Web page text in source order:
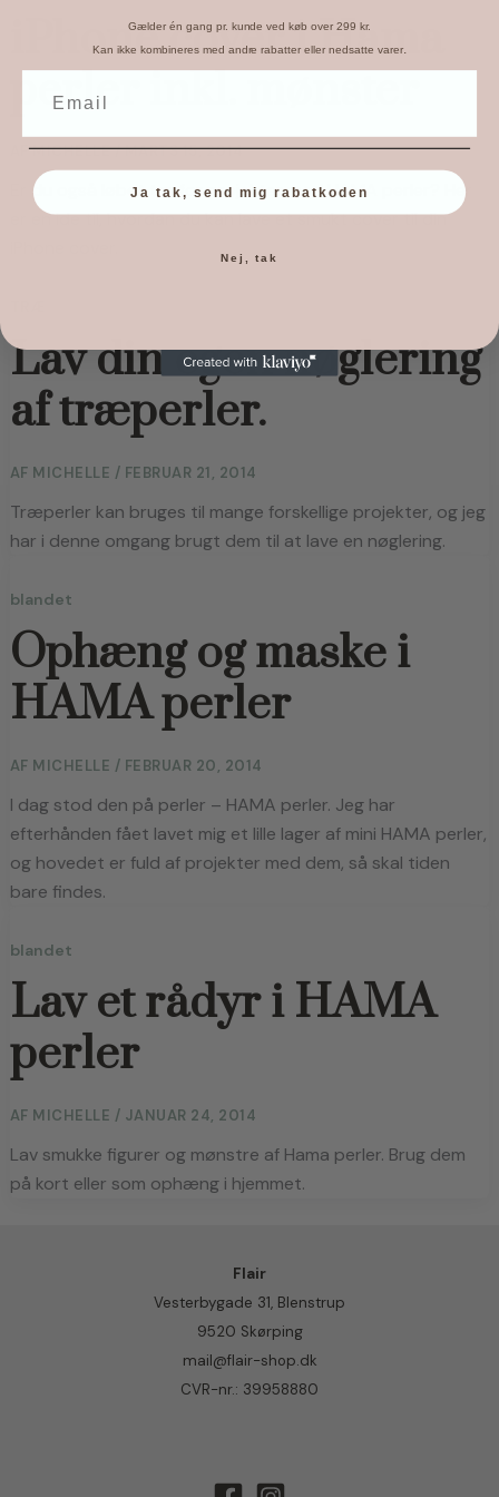
iPhone cover i Hama
perler inkl. mønster
AFMICHELLE/MARTS 15, 2014
Er du også løbet tør for projekter med HAMA perler? Her
er en ide til, hvordan du kan lave et smukt cover til din
Lav din egen nøglering
af træperler.
AF MICHELLE / FEBRUAR 21, 2014
Træperler kan bruges til mange forskellige projekter, og jeg
har i denne omgang brugt dem til at lave en nøglering.
blandet
Ophæng og maske i
HAMA perler
AF MICHELLE / FEBRUAR 20, 2014
I dag stod den på perler – HAMA perler. Jeg har
efterhånden fået lavet mig et lille lager af mini HAMA perler,
og hovedet er fuld af projekter med dem, så skal tiden
bare findes.
blandet
Lav et rådyr i HAMA
perler
AF MICHELLE / JANUAR 24, 2014
Lav smukke figurer og mønstre af Hama perler. Brug dem
på kort eller som ophæng i hjemmet.
Flair
Vesterbygade 31, Blenstrup
9520 Skørping
mail@flair-shop.dk
CVR-nr.: 39958880
Gælder én gang pr. kunde ved køb over 299 kr.
Kan ikke kombineres med andre rabatter eller nedsatte varer.
Ja tak, send mig rabatkoden
Nej, tak